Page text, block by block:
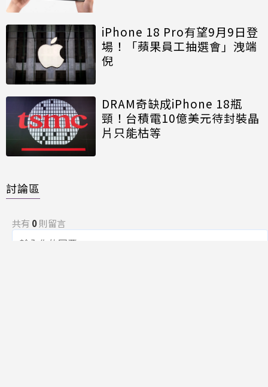
iPhone 18 Pro有望9月9日登
場！「蘋果員工抽選會」洩端
倪
DRAM奇缺成iPhone 18瓶
頸！台積電10億美元待封裝晶
片只能枯等
討論區
共有 0則留言